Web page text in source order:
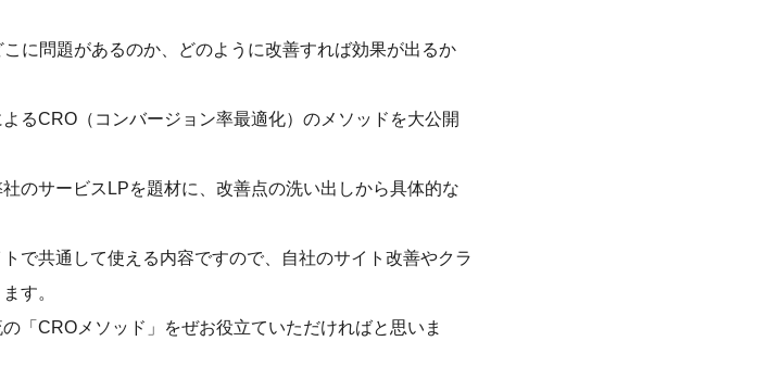
に問題があるのか、どのように改善すれば効果が出るか
るCRO（コンバージョン率最適化）のメソッドを大公開
のサービスLPを題材に、改善点の洗い出しから具体的な
で共通して使える内容ですので、自社のサイト改善やクラ
す。
「CROメソッド」をぜお役立ていただければと思いま